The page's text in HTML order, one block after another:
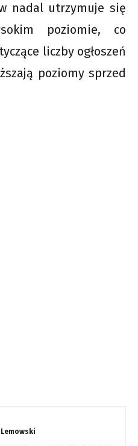
nadal utrzymuje się
poziomie, co
liczby ogłoszeń
poziomy sprzed